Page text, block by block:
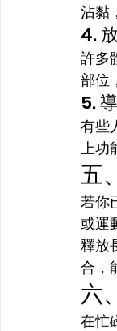
沾黏
4.
許多
部位
5.
有些
上功
五
若你
或運
釋放
合，
六
在忙